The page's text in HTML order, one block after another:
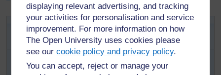
displaying relevant advertising, and tracking
your activities for personalisation and service
improvement. For more information on how
The Open University uses cookies please
see ourcookie policy and privacy policy.
You can accept, reject or manage your
Activité 2: Utilisation des
symboles
Commencez votre cours par une brève explication
de l'utilisation et de l'importance des symboles du